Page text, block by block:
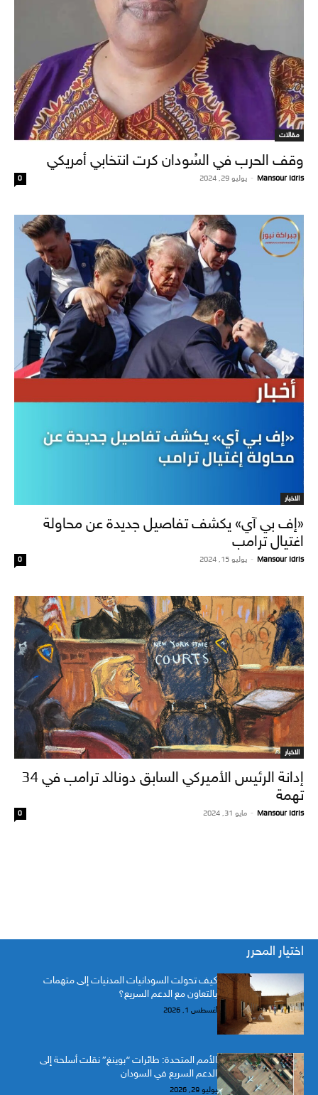
مقالات
وقف الحرب في السُودان كرت انتخابي أمريكي
Mansour Idris
- يوليو 29, 2024 0
الاخبار
«إف بي آي» يكشف تفاصيل جديدة عن محاولة
اغتيال ترامب
Mansour Idris
- يوليو 15, 2024 0
الاخبار
إدانة الرئيس الأميركي السابق دونالد ترامب في 34
تهمة
Mansour Idris
- مايو 31, 2024 0
اختيار المحرر
كيف تحولت السودانيات المدنيات إلى متهمات
بالتعاون مع الدعم السريع؟
أغسطس 1, 2026
الأمم المتحدة: طائرات “بوينغ” نقلت أسلحة إلى
الدعم السريع في السودان
يوليو 29, 2026